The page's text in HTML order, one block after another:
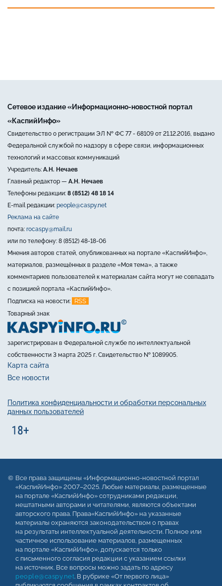
Сетевое издание «Информационно-новостной портал
«КаспийИнфо»
Свидетельство о регистрации ЭЛ № ФС 77 - 68109 от 21.12.2016, выдано
Федеральной службой по надзору в сфере связи, информационных
технологий и массовых коммуникаций
Учредитель: А.Н. Нечаев
Главный редактор — А.Н. Нечаев
Телефоны редакции: 8 (8512) 48 18 14
E-mail редакции: people@caspy.net
Реклама на сайте
почта: rocaspy@mail.ru
или по телефону: 8 (8512) 48-18-06
Мнения авторов статей, опубликованных на портале «КаспийИнфо»,
материалов, размещённых в разделе «Моя тема», а также
комментариев пользователей к материалам сайта могут не совпадать
с позицией портала «КаспийИнфо».
Подписка на новости:
RSS
Товарный знак
зарегистрирован в Федеральной службе по интеллектуальной
собственности 3 марта 2025 г. Свидетельство № 1089905.
Карта сайта
Все новости
Политика конфиденциальности и обработки персональных
данных пользователей
Все права защищены «Информационно-новостной портал
«КаспийИнфо» 2007–2025. Любые материалы, размещенные
на портале «КаспийИнфо» сотрудниками редакции,
нештатными авторами и читателями, являются объектами
авторского права. Права«КаспийИнфо» на указанные
материалы охраняются законодательством о правах
на результаты интеллектуальной деятельности. Полное или
частичное использование материалов, размещенных
на портале «КаспийИнфо», допускается только
с письменного согласия редакции с указанием ссылки
на источник. Все вопросы можно задать по адресу
people@caspy.net. В рубрике «От первого лица»